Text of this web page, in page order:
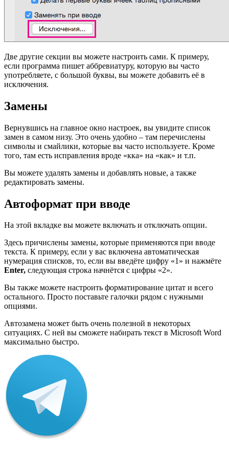
Две другие секции вы можете настроить сами. К примеру,
если программа пишет аббревиатуру, которую вы часто
употребляете, с большой буквы, вы можете добавить её в
исключения.
Замены
Вернувшись на главное окно настроек, вы увидите список
замен в самом низу. Это очень удобно – там перечислены
символы и смайлики, которые вы часто используете. Кроме
того, там есть исправления вроде «кка» на «как» и т.п.
Вы можете удалять замены и добавлять новые, а также
редактировать замены.
Автоформат при вводе
На этой вкладке вы можете включать и отключать опции.
Здесь причислены замены, которые применяются при вводе
текста. К примеру, если у вас включена автоматическая
нумерация списков, то, если вы введёте цифру «1» и нажмёте
Enter, следующая строка начнётся с цифры «2».
Вы также можете настроить форматирование цитат и всего
остального. Просто поставьте галочки рядом с нужными
опциями.
Автозамена может быть очень полезной в некоторых
ситуациях. С ней вы сможете набирать текст в Microsoft Word
максимально быстро.